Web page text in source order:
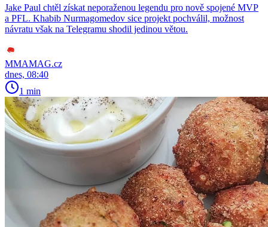
Jake Paul chtěl získat neporaženou legendu pro nově spojené MVP
a PFL. Khabib Nurmagomedov sice projekt pochválil, možnost
návratu však na Telegramu shodil jedinou větou.
MMAMAG.cz
dnes, 08:40
1 min